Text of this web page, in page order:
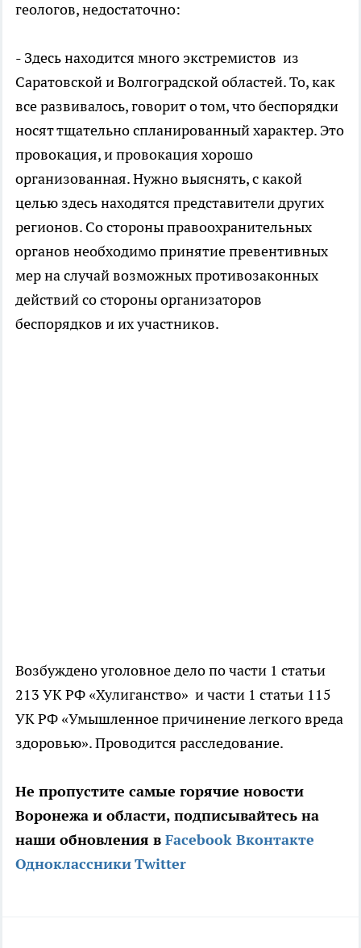
геологов, недостаточно:
- Здесь находится много экстремистов из
Саратовской и Волгоградской областей. То, как
все развивалось, говорит о том, что беспорядки
носят тщательно спланированный характер. Это
провокация, и провокация хорошо
организованная. Нужно выяснять, с какой
целью здесь находятся представители других
регионов. Со стороны правоохранительных
органов необходимо принятие превентивных
мер на случай возможных противозаконных
действий со стороны организаторов
беспорядков и их участников.
Возбуждено уголовное дело по части 1 статьи
213 УК РФ «Хулиганство» и части 1 статьи 115
УК РФ «Умышленное причинение легкого вреда
здоровью». Проводится расследование.
Не пропустите самые горячие новости
Воронежа и области, подписывайтесь на
наши обновления в Facebook Вконтакте
ОдноклассникиTwitter